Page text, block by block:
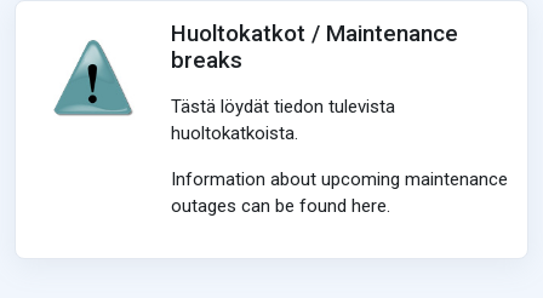
Huoltokatkot / Maintenance
breaks
Tästä löydät tiedon tulevista
huoltokatkoista.
Information about upcoming maintenance
outages can be found here.